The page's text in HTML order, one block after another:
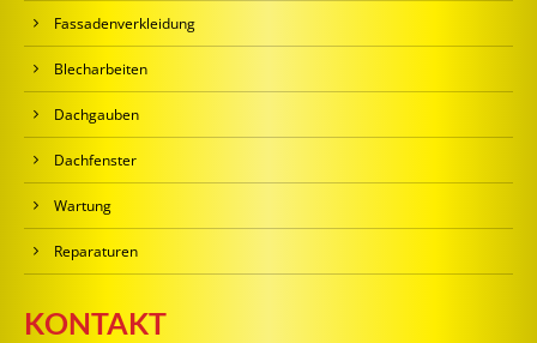
Fassadenverkleidung
Blecharbeiten
Dachgauben
Dachfenster
Wartung
Reparaturen
KONTAKT